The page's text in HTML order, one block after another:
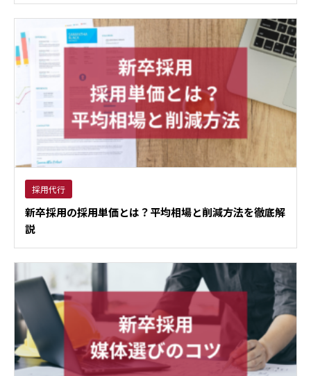
採用代行
新卒採用の採用単価とは？平均相場と削減方法を徹底解
説